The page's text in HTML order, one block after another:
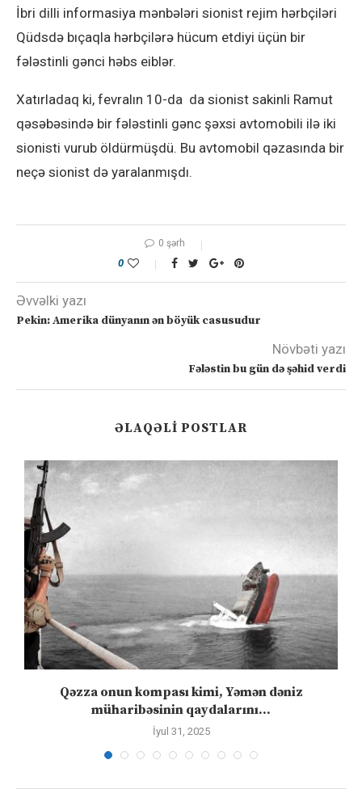
İbri dilli informasiya mənbələri sionist rejim hərbçiləri
Qüdsdə bıçaqla hərbçilərə hücum etdiyi üçün bir
fələstinli gənci həbs eiblər.
Xatırladaq ki, fevralın 10-da da sionist sakinli Ramut
qəsəbəsində bir fələstinli gənc şəxsi avtomobili ilə iki
sionisti vurub öldürmüşdü. Bu avtomobil qəzasında bir
neçə sionist də yaralanmışdı.
0 şərh
0
Əvvəlki yazı
Pekin: Amerika dünyanın ən böyük casusudur
Növbəti yazı
Fələstin bu gün də şəhid verdi
ƏLAQƏLI POSTLAR
Qəzza onun kompası kimi, Yəmən dəniz
müharibəsinin qaydalarını...
İyul 31, 2025